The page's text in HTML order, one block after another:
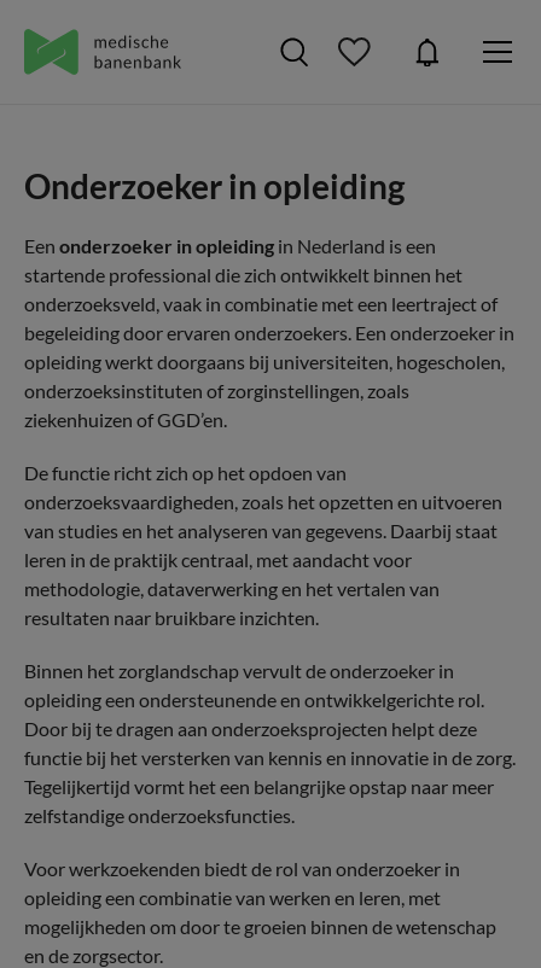
Onderzoeker in opleiding
Een onderzoeker in opleiding in Nederland is een
startende professional die zich ontwikkelt binnen het
onderzoeksveld, vaak in combinatie met een leertraject of
begeleiding door ervaren onderzoekers. Een onderzoeker in
opleiding werkt doorgaans bij universiteiten, hogescholen,
onderzoeksinstituten of zorginstellingen, zoals
ziekenhuizen of GGD’en.
De functie richt zich op het opdoen van
onderzoeksvaardigheden, zoals het opzetten en uitvoeren
van studies en het analyseren van gegevens. Daarbij staat
leren in de praktijk centraal, met aandacht voor
methodologie, dataverwerking en het vertalen van
resultaten naar bruikbare inzichten.
Binnen het zorglandschap vervult de onderzoeker in
opleiding een ondersteunende en ontwikkelgerichte rol.
Door bij te dragen aan onderzoeksprojecten helpt deze
functie bij het versterken van kennis en innovatie in de zorg.
Tegelijkertijd vormt het een belangrijke opstap naar meer
zelfstandige onderzoeksfuncties.
Voor werkzoekenden biedt de rol van onderzoeker in
opleiding een combinatie van werken en leren, met
mogelijkheden om door te groeien binnen de wetenschap
en de zorgsector.